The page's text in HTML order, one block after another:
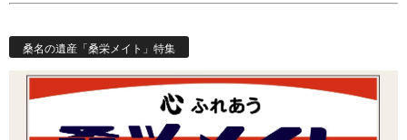
桑名の遺産「桑栄メイト」特集